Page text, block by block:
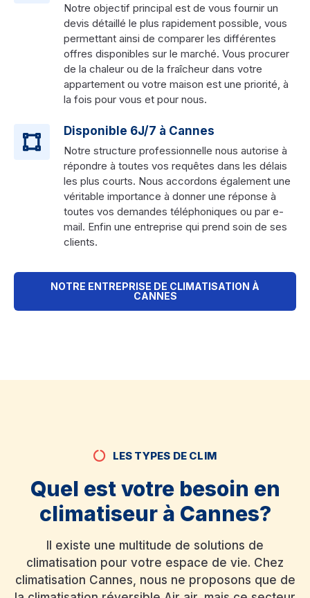
Notre objectif principal est de vous fournir un
devis détaillé le plus rapidement possible, vous
permettant ainsi de comparer les différentes
offres disponibles sur le marché. Vous procurer
de la chaleur ou de la fraîcheur dans votre
appartement ou votre maison est une priorité, à
la fois pour vous et pour nous.
Disponible 6J/7 à Cannes
Notre structure professionnelle nous autorise à
répondre à toutes vos requêtes dans les délais
les plus courts. Nous accordons également une
véritable importance à donner une réponse à
toutes vos demandes téléphoniques ou par e-
mail. Enfin une entreprise qui prend soin de ses
clients.
NOTRE ENTREPRISE DE CLIMATISATION À
CANNES
LES TYPES DE CLIM
Quel est votre besoin en
climatiseur à Cannes?
Il existe une multitude de solutions de
climatisation pour votre espace de vie. Chez
climatisation Cannes, nous ne proposons que de